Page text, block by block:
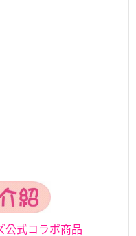
公式コラボ商品